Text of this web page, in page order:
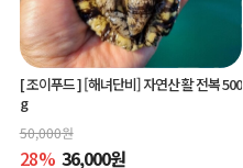
[ 조이푸드 ][해녀단비] 자연산 활 전복 500
g
50,000원
28% 36,000원